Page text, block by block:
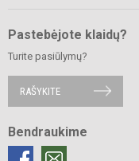
Pastebėjote klaidų?
Turite pasiūlymų?
RAŠYKITE
Bendraukime